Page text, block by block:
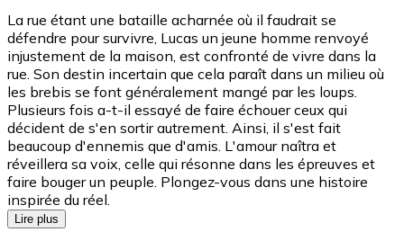
La rue étant une bataille acharnée où il faudrait se
défendre pour survivre, Lucas un jeune homme renvoyé
injustement de la maison, est confronté de vivre dans la
rue. Son destin incertain que cela paraît dans un milieu où
les brebis se font généralement mangé par les loups.
Plusieurs fois a-t-il essayé de faire échouer ceux qui
décident de s'en sortir autrement. Ainsi, il s'est fait
beaucoup d'ennemis que d'amis. L'amour naîtra et
réveillera sa voix, celle qui résonne dans les épreuves et
faire bouger un peuple. Plongez-vous dans une histoire
inspirée du réel.
Lire plus